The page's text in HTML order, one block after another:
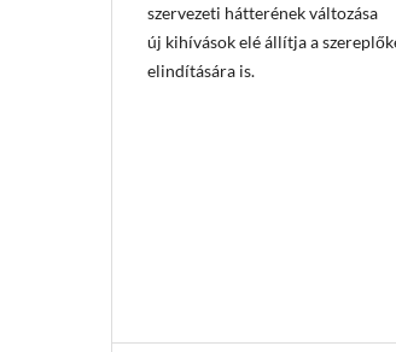
szervezeti hátterének változása
új kihívások elé állítja a
elindítására is.